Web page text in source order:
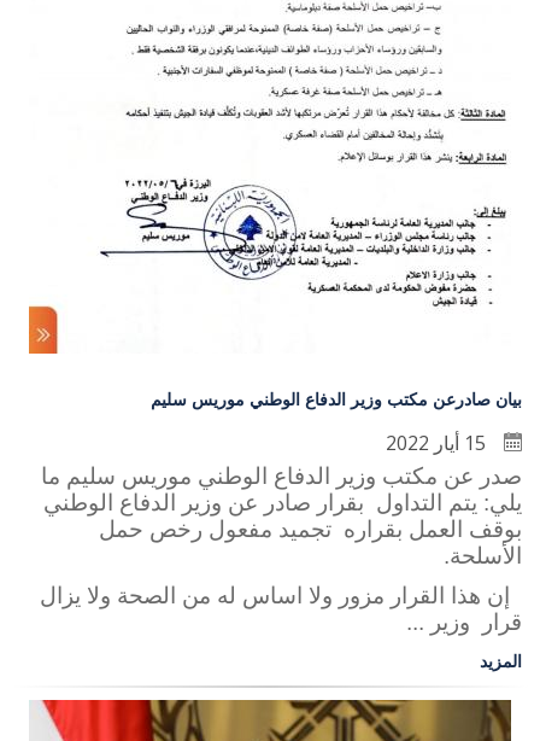
بيان صادرعن مكتب وزير الدفاع الوطني موريس سليم
صدر عن مكتب وزير الدفاع الوطني موريس سليم ما
يلي: يتم التداول بقرار صادر عن وزير الدفاع الوطني
بوقف العمل بقراره تجميد مفعول رخص حمل
الأسلحة.
إن هذا القرار مزور ولا اساس له من الصحة ولا يزال
قرار وزير ...
المزيد